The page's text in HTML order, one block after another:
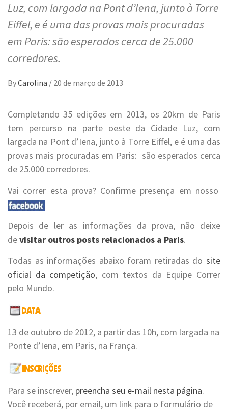
Luz, com largada na Pont d’Iena, junto à Torre
Eiffel, e é uma das provas mais procuradas
em Paris: são esperados cerca de 25.000
corredores.
ByCarolina / 20 de março de 2013
Completando 35 edições em 2013, os 20km de Paris
tem percurso na parte oeste da Cidade Luz, com
largada na Pont d’Iena, junto à Torre Eiffel, e é uma das
provas mais procuradas em Paris: são esperados cerca
de 25.000 corredores.
Vai correr esta prova? Confirme presença em nosso
Depois de ler as informações da prova, não deixe
devisitar outros posts relacionados a Paris.
Todas as informações abaixo foram retiradas do site
oficial da competição, com textos da Equipe Correr
pelo Mundo.
13 de outubro de 2012, a partir das 10h, com largada na
Ponte d’Iena, em Paris, na França.
Para se inscrever, preencha seu e-mail nesta página.
Você receberá, por email, um link para o formulário de